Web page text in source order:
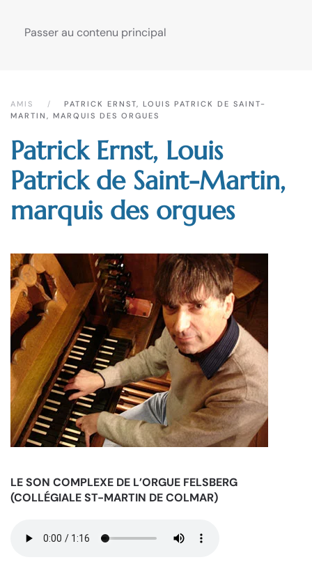
Passer au contenu principal
AMIS
PATRICK ERNST, LOUIS PATRICK DE SAINT-
MARTIN, MARQUIS DES ORGUES
Patrick Ernst, Louis
Patrick de Saint-Martin,
marquis des orgues
LE SON COMPLEXE DE L’ORGUE FELSBERG
(COLLÉGIALE ST-MARTIN DE COLMAR)